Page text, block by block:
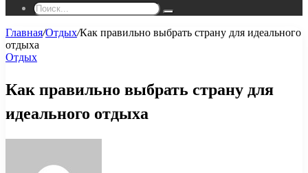
Поиск...
Главная/Отдых/Как правильно выбрать страну для идеального
отдыха
Отдых
Как правильно выбрать страну для
идеального отдыха